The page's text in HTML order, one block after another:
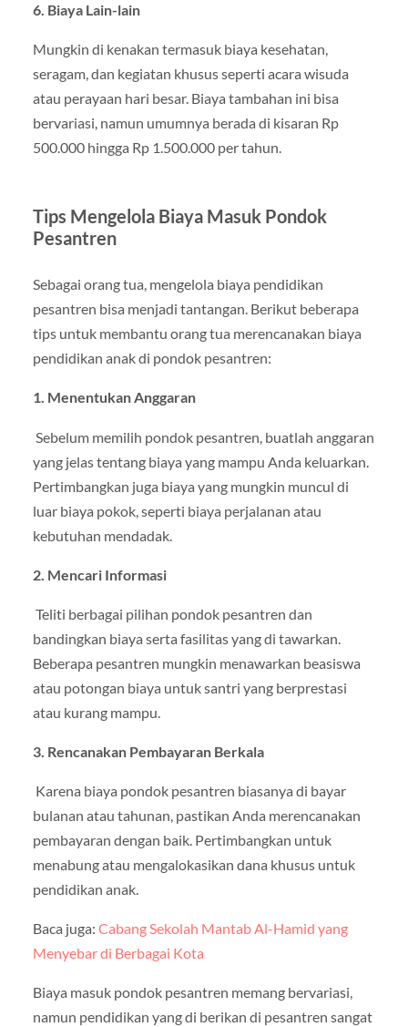
6. Biaya Lain-lain
Mungkin di kenakan termasuk biaya kesehatan,
seragam, dan kegiatan khusus seperti acara wisuda
atau perayaan hari besar. Biaya tambahan ini bisa
bervariasi, namun umumnya berada di kisaran Rp
500.000 hingga Rp 1.500.000 per tahun.
Tips Mengelola Biaya Masuk Pondok
Pesantren
Sebagai orang tua, mengelola biaya pendidikan
pesantren bisa menjadi tantangan. Berikut beberapa
tips untuk membantu orang tua merencanakan biaya
pendidikan anak di pondok pesantren:
1. Menentukan Anggaran
Sebelum memilih pondok pesantren, buatlah anggaran
yang jelas tentang biaya yang mampu Anda keluarkan.
Pertimbangkan juga biaya yang mungkin muncul di
luar biaya pokok, seperti biaya perjalanan atau
kebutuhan mendadak.
2. Mencari Informasi
Teliti berbagai pilihan pondok pesantren dan
bandingkan biaya serta fasilitas yang di tawarkan.
Beberapa pesantren mungkin menawarkan beasiswa
atau potongan biaya untuk santri yang berprestasi
atau kurang mampu.
3. Rencanakan Pembayaran Berkala
Karena biaya pondok pesantren biasanya di bayar
bulanan atau tahunan, pastikan Anda merencanakan
pembayaran dengan baik. Pertimbangkan untuk
menabung atau mengalokasikan dana khusus untuk
pendidikan anak.
Baca juga: Cabang Sekolah Mantab Al-Hamid yang
Menyebar di Berbagai Kota
Biaya masuk pondok pesantren memang bervariasi,
namun pendidikan yang di berikan di pesantren sangat